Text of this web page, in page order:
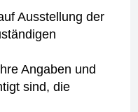
Ausstellung der
Angaben und
sind, die